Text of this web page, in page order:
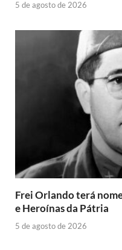
5 de agosto de 2026
Frei Orlando terá
e Heroínas da Pátria
5 de agosto de 2026